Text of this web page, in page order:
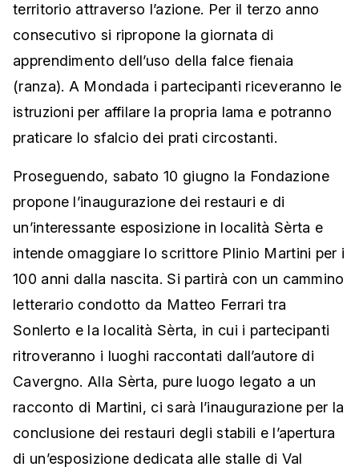
territorio attraverso l’azione. Per il terzo anno
consecutivo si ripropone la giornata di
apprendimento dell’uso della falce fienaia
(ranza). A Mondada i partecipanti riceveranno le
istruzioni per affilare la propria lama e potranno
praticare lo sfalcio dei prati circostanti.
Proseguendo, sabato 10 giugno la Fondazione
propone l’inaugurazione dei restauri e di
un’interessante esposizione in località Sèrta e
intende omaggiare lo scrittore Plinio Martini per i
100 anni dalla nascita. Si partirà con un cammino
letterario condotto da Matteo Ferrari tra
Sonlerto e la località Sèrta, in cui i partecipanti
ritroveranno i luoghi raccontati dall’autore di
Cavergno. Alla Sèrta, pure luogo legato a un
racconto di Martini, ci sarà l’inaugurazione per la
conclusione dei restauri degli stabili e l’apertura
di un’esposizione dedicata alle stalle di Val